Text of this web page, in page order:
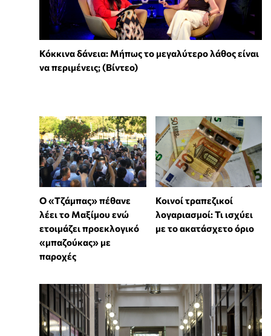
Κόκκινα δάνεια: Μήπως το μεγαλύτερο λάθος είναι
να περιμένεις; (Βίντεο)
Ο «Τζάμπας» πέθανε
λέει το Μαξίμου ενώ
ετοιμάζει προεκλογικό
«μπαζούκας» με
παροχές
Κοινοί τραπεζικοί
λογαριασμοί: Τι ισχύει
με το ακατάσχετο όριο